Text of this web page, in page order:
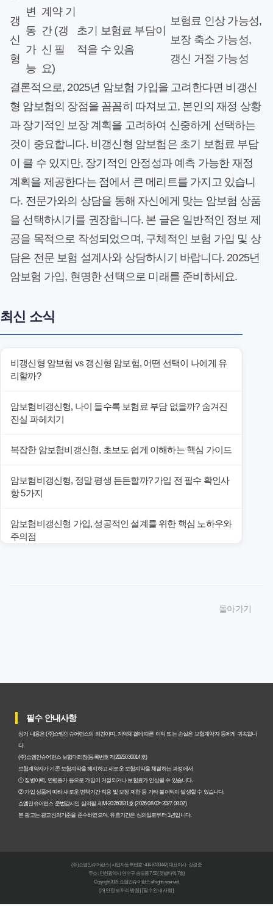
갱
신
형
변
동
가
능
계약 기
간 (갱
신 필
요)
초기 보험료 부담이
적을 수 있음
보험료 인상 가능성,
보장 축소 가능성,
갱신 거절 가능성
결론적으로, 2025년 암보험 가입을 고려한다면 비갱신
형 암보험의 장점을 꼼꼼히 따져보고, 본인의 재정 상황
과 장기적인 보장 계획을 고려하여 신중하게 선택하는
것이 중요합니다. 비갱신형 암보험은 초기 보험료 부담
이 클 수 있지만, 장기적인 안정성과 예측 가능한 재정
계획을 제공한다는 점에서 큰 메리트를 가지고 있습니
다. 전문가와의 상담을 통해 자신에게 맞는 암보험 상품
을 선택하시기를 권장합니다. 본 글은 일반적인 정보 제
공을 목적으로 작성되었으며, 구체적인 보험 가입 및 상
담은 전문 보험 설계사와 상담하시기 바랍니다. 2025년
암보험 가입, 현명한 선택으로 미래를 준비하세요.
최신 소식
비갱신형 암보험 vs 갱신형 암보험, 어떤 선택이 나에게 유
리할까?
암보험비갱신형, 나이 들수록 보험료 부담 없을까? 숨겨진
진실 파헤치기
복잡한 암보험비갱신형, 초보도 쉽게 이해하는 핵심 가이드
암보험비갱신형, 정말 평생 든든할까? 가입 전 필수 확인사
항 5가지
암보험비갱신형 가입, 성공적인 설계를 위한 핵심 노하우와
주의점
갱신형 암보험과 비갱신형, 어떤 차이가 있을까? 내게 맞는
암보험비갱신형, 평생 고정 보험료의 숨겨진 가치와 현명한
선택 기준
암보험 비갱신형, 왜 지금 선택해야 할까요? 미래 보험료 걱
정 끝내는 방법
갱신형 vs 비갱신형 암보험, 당신에게 더 유리한 선택은? 완
돌아가기
필수 안내사항
상기 내용은 (주)쇼엠인슈어런스의 의견이며, 계약체결에 따른 이익 또는 손실은 보험계약자 등에게 귀속됩니
다.
(주)쇼엠인슈어런스 보험대리점(등록번호 제2025030014호)
보험계약자가 기존 보험계약을 해지하고 새로운 보험계약을 체결하는 과정에서
① 질병이력, 연령증가 등으로 가입이 거절되거나 보험료가 인상될 수 있습니다.
② 가입 상품에 따라 새로운 면책기간 적용 및 보장 제한 등 기타 불이익이 발생할 수 있습니다.
쇼엠인슈어런스 준법감시인 심의필 제M-20260831호 (2026.08.03~2027.08.02)
본 광고는 광고심의기준을 준수하였으며, 유효기간은 심의일로부터 1년입니다.
(주)쇼엠인슈어런스 | 사업자등록번호 : 404-87-03442 | 대표이사 : 강경준
주소 : 인천광역시 연수구 송도동 7-50 (갯벌타워 7층)
Copyright 2025. 쇼엠인슈어런스 all rights reserved.
[개인정보처리방침] [필수안내사항]